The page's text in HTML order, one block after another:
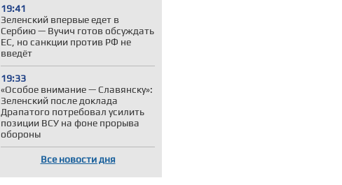
19:41
Зеленский впервые едет в
Сербию — Вучич готов обсуждать
ЕС, но санкции против РФ не
введёт
19:33
«Особое внимание — Славянску»:
Зеленский после доклада
Драпатого потребовал усилить
позиции ВСУ на фоне прорыва
обороны
Все новости дня